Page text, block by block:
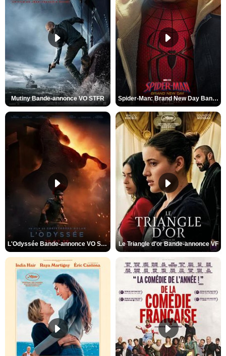
Mutiny Bande-annonce VO STFR Spider-Man: Brand New Day Bande-annonce VO STFR
L'Odyssée Bande-annonce VO STFR Le Triangle d'or Bande-annonce VF